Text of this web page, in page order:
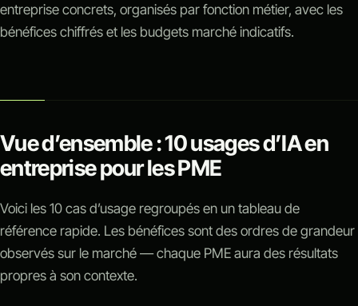
entreprise concrets, organisés par fonction métier, avec les
bénéfices chiffrés et les budgets marché indicatifs.
Vue d’ensemble : 10 usages d’IA en
entreprise pour les PME
Voici les 10 cas d’usage regroupés en un tableau de
référence rapide. Les bénéfices sont des ordres de grandeur
observés sur le marché — chaque PME aura des résultats
propres à son contexte.